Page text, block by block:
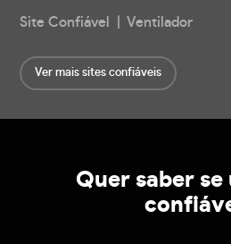
Site Confiável | Ventilador
Ver mais sites confiáveis
Quer saber se